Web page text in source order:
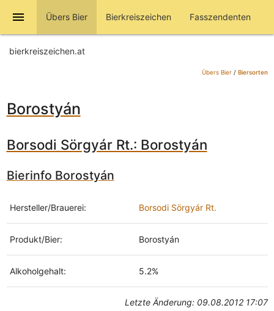
menu Übers Bier Bierkreiszeichen Fasszendenten
bierkreiszeichen.at
Übers Bier/ Biersorten
Borostyán
Borsodi Sörgyár Rt.: Borostyán
Bierinfo Borostyán
Hersteller/Brauerei: Borsodi Sörgyár Rt.
Produkt/Bier: Borostyán
Alkoholgehalt: 5.2%
Letzte Änderung: 09.08.2012 17:07